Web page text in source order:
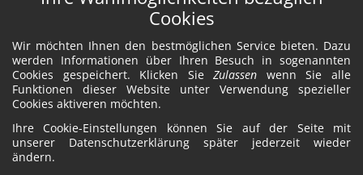
Cookies
Wir möchten Ihnen den bestmöglichen Service bieten. Dazu
werden Informationen über Ihren Besuch in sogenannten
Cookies gespeichert. Klicken SieZulassen wenn Sie alle
Funktionen dieser Website unter Verwendung spezieller
Cookies aktiveren möchten.
Ihre Cookie-Einstellungen können Sie auf der Seite mit
unserer Datenschutzerklärung später jederzeit wieder
ändern.